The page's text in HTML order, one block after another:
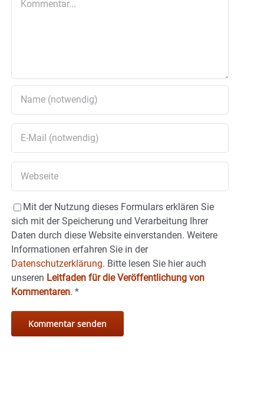
Mit der Nutzung dieses Formulars erklären Sie
sich mit der Speicherung und Verarbeitung Ihrer
Daten durch diese Website einverstanden. Weitere
Informationen erfahren Sie in der
Datenschutzerklärung. Bitte lesen Sie hier auch
unseren Leitfaden für die Veröffentlichung von
Kommentaren. *